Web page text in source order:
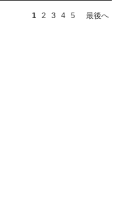
1 2 3 4 5 最後へ